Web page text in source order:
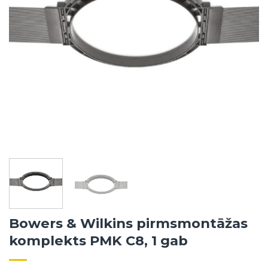
Bowers & Wilkins pirmsmontāžas
komplekts PMK C8, 1 gab